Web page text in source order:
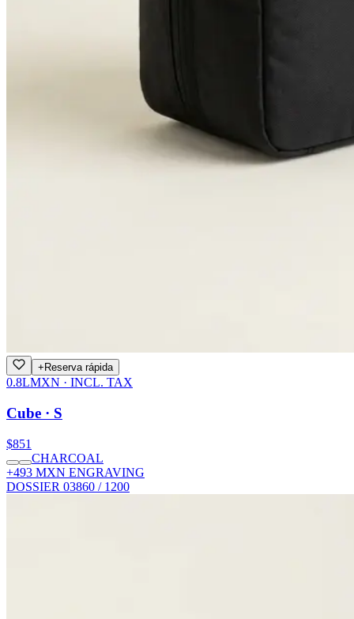
+ Reserva rápida
0.8LMXN · INCL. TAX
Cube · S
$851
CHARCOAL
+493 MXN ENGRAVING
DOSSIER 03860 / 1200